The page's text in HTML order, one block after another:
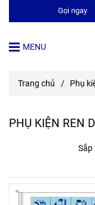
Gọi ngay
MENU
Trang chủ / Phụ
PHỤ KIỆN REN
Sắp